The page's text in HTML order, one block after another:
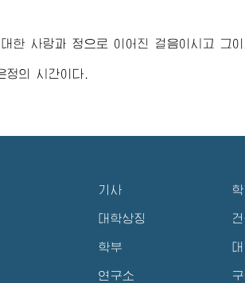
한 사랑과 정으로 이어진 걸음이시고 그
의 시간이다.
기사
대학상징
학부
연구소